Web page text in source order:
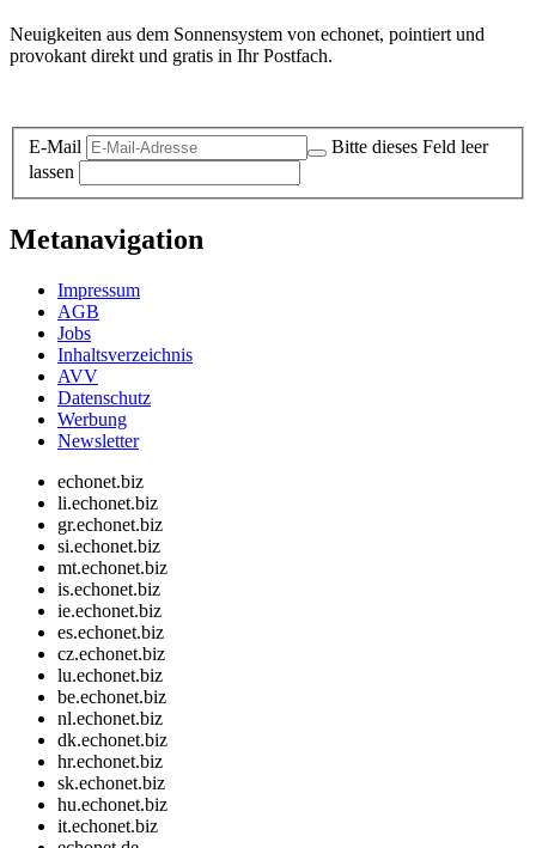
Neuigkeiten aus dem Sonnensystem von echonet, pointiert und
provokant direkt und gratis in Ihr Postfach.
E-Mail
Bitte dieses Feld leer
lassen
Metanavigation
Impressum
AGB
Jobs
Inhaltsverzeichnis
AVV
Datenschutz
Werbung
Newsletter
echonet.biz
li.echonet.biz
gr.echonet.biz
si.echonet.biz
mt.echonet.biz
is.echonet.biz
ie.echonet.biz
es.echonet.biz
cz.echonet.biz
lu.echonet.biz
be.echonet.biz
nl.echonet.biz
dk.echonet.biz
hr.echonet.biz
sk.echonet.biz
hu.echonet.biz
it.echonet.biz